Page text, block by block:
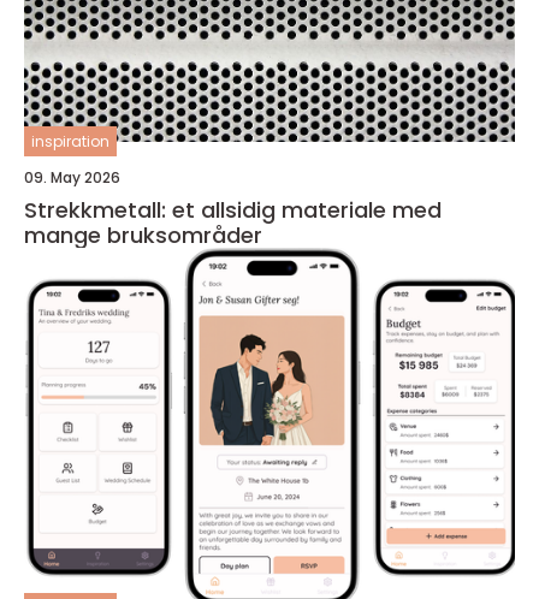
inspiration
09. May 2026
Strekkmetall: et allsidig materiale med
mange bruksområder